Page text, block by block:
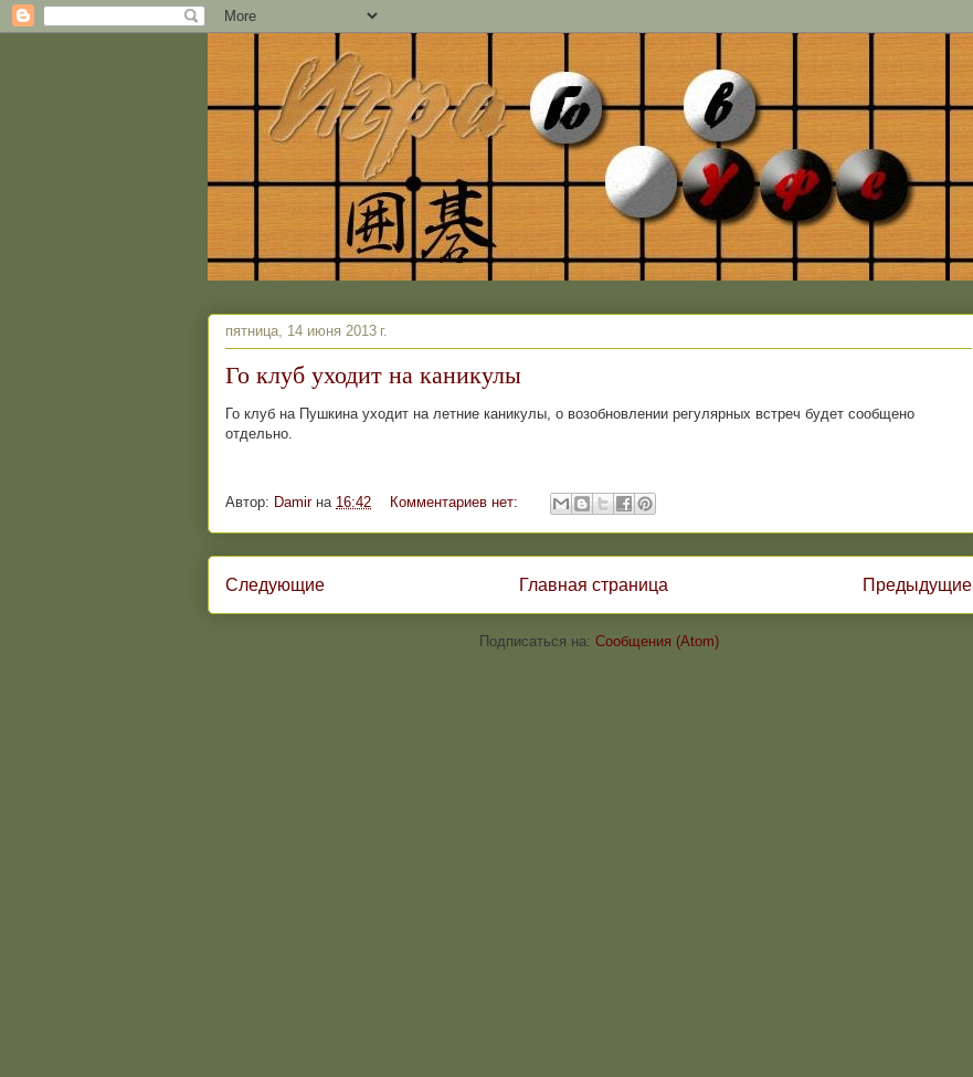
пятница, 14 июня 2013 г.
Го клуб уходит на каникулы
Го клуб на Пушкина уходит на летние каникулы, о возобновлении регулярных встреч будет сообщено
отдельно.
Автор: Damir на 16:42 Комментариев нет:
Следующие Предыдущие
Главная страница
Подписаться на: Сообщения (Atom)